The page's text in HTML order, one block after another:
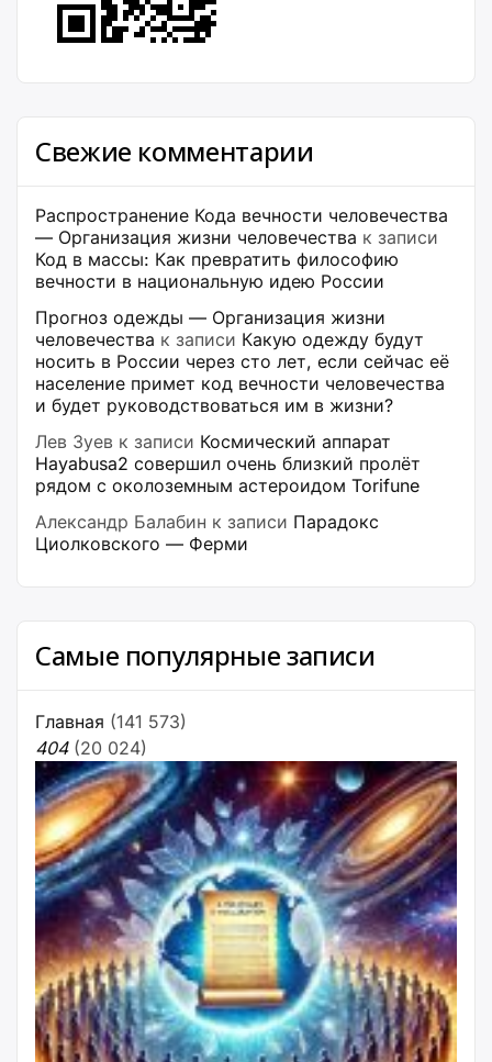
Свежие комментарии
Распространение Кода вечности человечества
— Организация жизни человечества к записи
Код в массы: Как превратить философию
вечности в национальную идею России
Прогноз одежды — Организация жизни
человечества к записи Какую одежду будут
носить в России через сто лет, если сейчас её
население примет код вечности человечества
и будет руководствоваться им в жизни?
Лев Зуев к записи Космический аппарат
Hayabusa2 совершил очень близкий пролёт
рядом с околоземным астероидом Torifune
Александр Балабин к записи Парадокс
Циолковского — Ферми
Самые популярные записи
Главная (141 573)
404 (20 024)